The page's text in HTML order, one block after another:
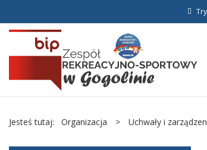
Jesteś tutaj: Organizacja > Uchwały i